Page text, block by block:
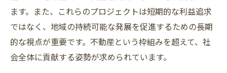
ます。また、これらのプロジェクトは短期的な利益追求
ではなく、地域の持続可能な発展を促進するための長期
的な視点が重要です。不動産という枠組みを超えて、社
会全体に貢献する姿勢が求められています。